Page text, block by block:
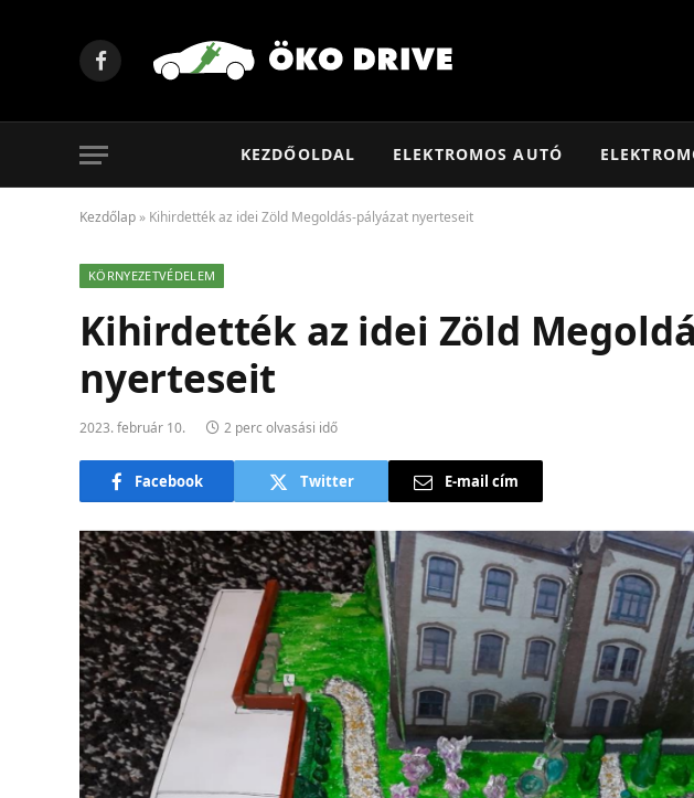
Facebook
KEZDŐOLDAL ELEKTROMOS AUTÓ
Kezdőlap » Kihirdették az idei Zöld Megoldás-pályázat nyerteseit
KÖRNYEZETVÉDELEM
Kihirdették az idei Zöld
nyerteseit
2023. február 10. 2 perc olvasási idő
Facebook Twitter E-mail cím